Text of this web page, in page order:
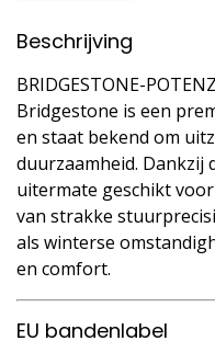
Beschrijving
BRIDGESTONE-
Bridgestone is een
en staat bekend om
duurzaamheid. Dankzij
uitermate geschikt
van strakke
als winterse
en comfort.
EU bandenlabel